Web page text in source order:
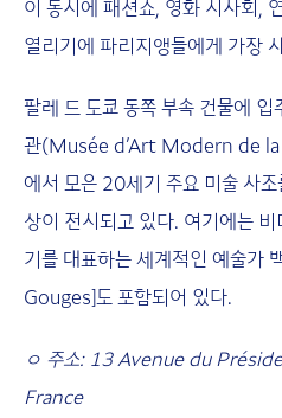
이 동시에 패션쇼, 영화 시사회,
열리기에 파리지앵들에게 가장
팔레 드 도쿄 동쪽 부속 건물에
관(Musée d’Art Modern de la
에서 모은 20세기 주요 미술 사
상이 전시되고 있다. 여기에는
기를 대표하는 세계적인 예술가
Gouges]도 포함되어 있다.
ㅇ 주소: 13 Avenue du
France